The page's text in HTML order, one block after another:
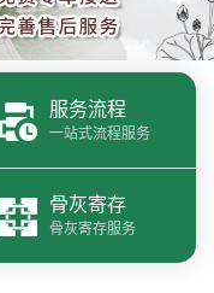
服务流程
一站式流程服务
骨灰寄存
骨灰寄存服务